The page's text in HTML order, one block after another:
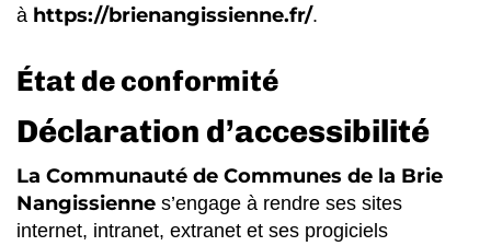
à https://brienangissienne.fr/.
État de conformité
Déclaration d’accessibilité
La Communauté de Communes de la Brie
Nangissienne s’engage à rendre ses sites
internet, intranet, extranet et ses progiciels